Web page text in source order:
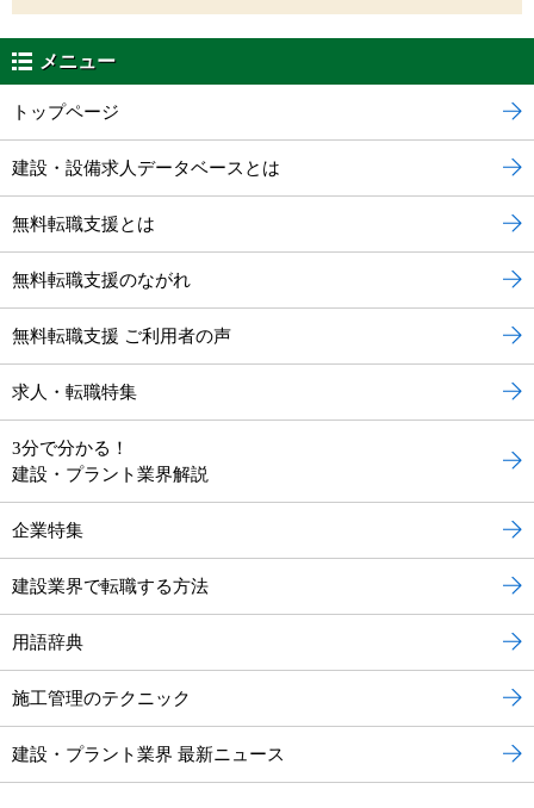
メニュー
トップページ
建設・設備求人データベースとは
無料転職支援とは
無料転職支援のながれ
無料転職支援 ご利用者の声
求人・転職特集
3分で分かる！
建設・プラント業界解説
企業特集
建設業界で転職する方法
用語辞典
施工管理のテクニック
建設・プラント業界 最新ニュース